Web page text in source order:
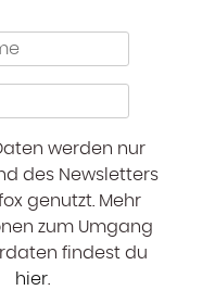
werden nur
des Newsletters
genutzt. Mehr
zum Umgang
findest du
hier